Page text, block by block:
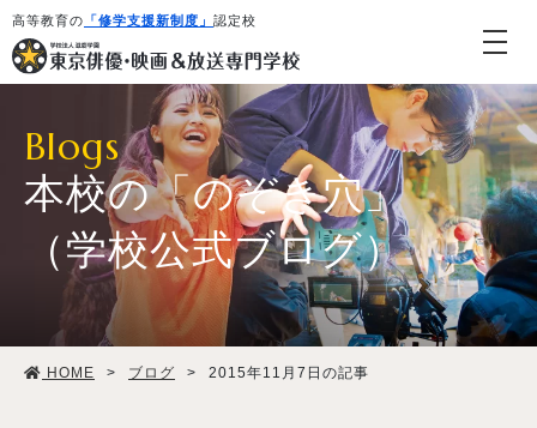
高等教育の 「修学支援新制度」 認定校
学校紹介・教育システム
Blogs
本校の「のぞき穴」
（学校公式ブログ）
HOME > ブログ > 2015年11月7日の記事